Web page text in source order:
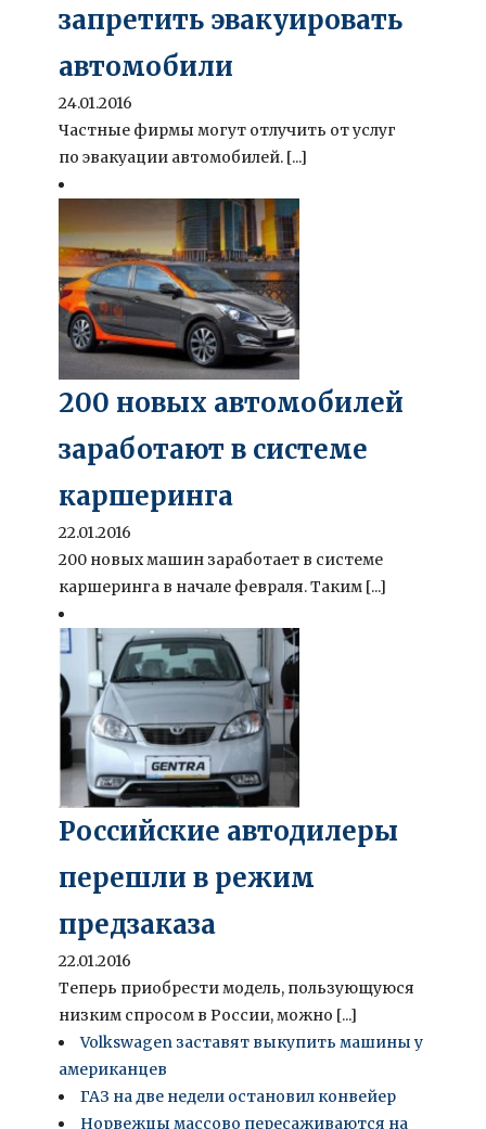
запретить эвакуировать
автомобили
24.01.2016
Частные фирмы могут отлучить от услуг
по эвакуации автомобилей. [...]
200 новых автомобилей
заработают в системе
каршеринга
22.01.2016
200 новых машин заработает в системе
каршеринга в начале февраля. Таким [...]
Российские автодилеры
перешли в режим
предзаказа
22.01.2016
Теперь приобрести модель, пользующуюся
низким спросом в России, можно [...]
Volkswagen заставят выкупить машины у
американцев
ГАЗ на две недели остановил конвейер
Норвежцы массово пересаживаются на